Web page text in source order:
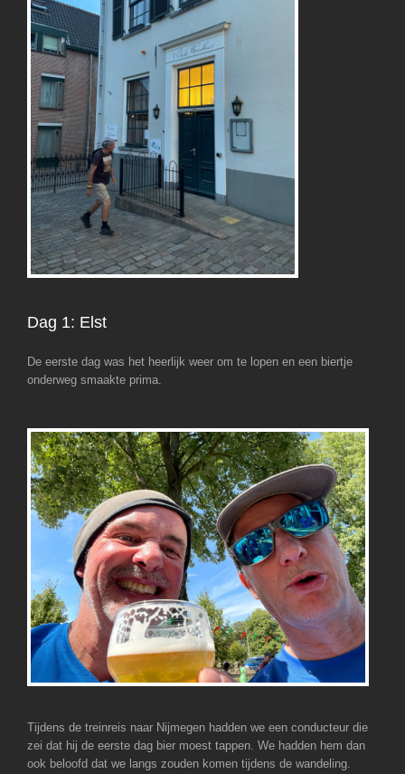
Dag 1: Elst
De eerste dag was het heerlijk weer om te lopen en een biertje
onderweg smaakte prima.
Tijdens de treinreis naar Nijmegen hadden we een conducteur die
zei dat hij de eerste dag bier moest tappen. We hadden hem dan
ook beloofd dat we langs zouden komen tijdens de wandeling.